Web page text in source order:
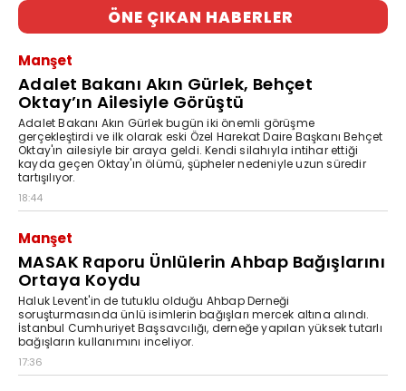
ÖNE ÇIKAN HABERLER
Manşet
Adalet Bakanı Akın Gürlek, Behçet
Oktay’ın Ailesiyle Görüştü
Adalet Bakanı Akın Gürlek bugün iki önemli görüşme
gerçekleştirdi ve ilk olarak eski Özel Harekat Daire Başkanı Behçet
Oktay'ın ailesiyle bir araya geldi. Kendi silahıyla intihar ettiği
kayda geçen Oktay'ın ölümü, şüpheler nedeniyle uzun süredir
tartışılıyor.
18:44
Manşet
MASAK Raporu Ünlülerin Ahbap Bağışlarını
Ortaya Koydu
Haluk Levent'in de tutuklu olduğu Ahbap Derneği
soruşturmasında ünlü isimlerin bağışları mercek altına alındı.
İstanbul Cumhuriyet Başsavcılığı, derneğe yapılan yüksek tutarlı
bağışların kullanımını inceliyor.
17:36